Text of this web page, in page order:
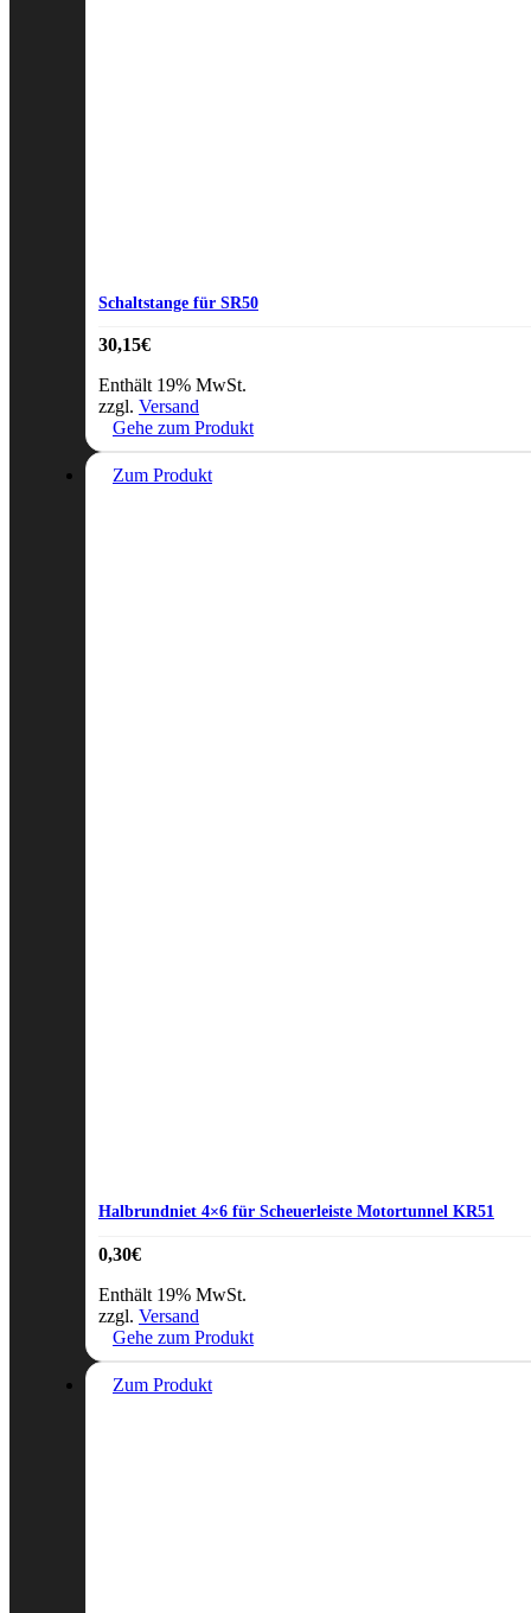
Schaltstange für SR50
30,15€
Enthält 19% MwSt.
zzgl. Versand
Gehe zum Produkt
Zum Produkt
Halbrundniet 4×6 für Scheuerleiste Motortunnel KR51
0,30€
Enthält 19% MwSt.
zzgl. Versand
Gehe zum Produkt
Zum Produkt